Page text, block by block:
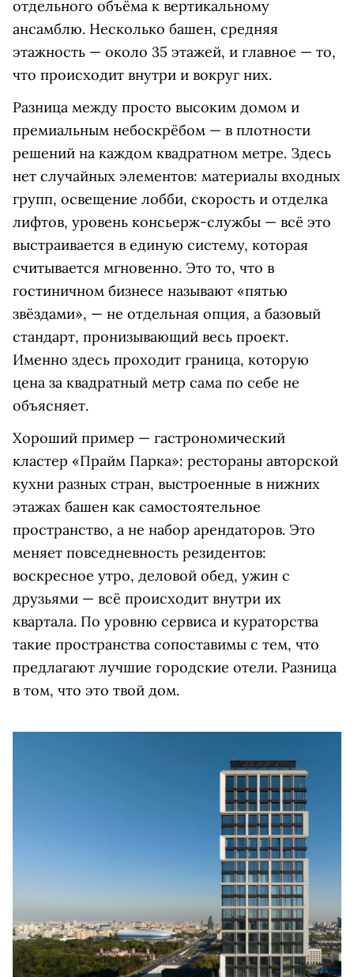
отдельного объёма к вертикальному
ансамблю. Несколько башен, средняя
этажность — около 35 этажей, и главное — то,
что происходит внутри и вокруг них.
Разница между просто высоким домом и
премиальным небоскрёбом — в плотности
решений на каждом квадратном метре. Здесь
нет случайных элементов: материалы входных
групп, освещение лобби, скорость и отделка
лифтов, уровень консьерж-службы — всё это
выстраивается в единую систему, которая
считывается мгновенно. Это то, что в
гостиничном бизнесе называют «пятью
звёздами», — не отдельная опция, а базовый
стандарт, пронизывающий весь проект.
Именно здесь проходит граница, которую
цена за квадратный метр сама по себе не
объясняет.
Хороший пример — гастрономический
кластер «Прайм Парка»: рестораны авторской
кухни разных стран, выстроенные в нижних
этажах башен как самостоятельное
пространство, а не набор арендаторов. Это
меняет повседневность резидентов:
воскресное утро, деловой обед, ужин с
друзьями — всё происходит внутри их
квартала. По уровню сервиса и кураторства
такие пространства сопоставимы с тем, что
предлагают лучшие городские отели. Разница
в том, что это твой дом.